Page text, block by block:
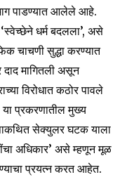
of
part of the
पाडण्यात आलेले आहे.
धर्म बदलला’, असे
चाचणी सुद्धा करण्यात
मागितली असून
विरोधात कठोर पावले
प्रकरणातील मुख्य
सेक्युलर घटक याला
अधिकार’ असे म्हणून मूळ
प्रयत्न करत आहेत.